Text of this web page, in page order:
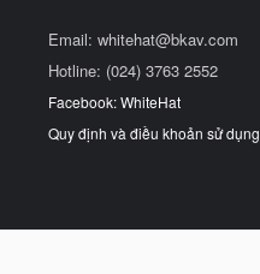
Email: whitehat@bkav.com
Hotline: (024) 3763 2552
Facebook: WhiteHat
Quy định và điều khoản sử dụng